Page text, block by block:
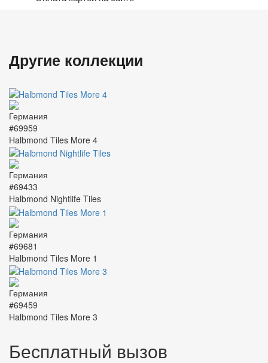
Другие коллекции
#69959
Halbmond Tiles More 4
#69433
Halbmond Nightlife Tiles
#69681
Halbmond Tiles More 1
#69459
Halbmond Tiles More 3
Бесплатный вызов